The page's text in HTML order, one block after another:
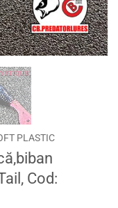
PLASTIC
Cod: